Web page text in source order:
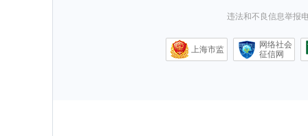
违法和不良信息举报
上海市监
网络社会
征信网